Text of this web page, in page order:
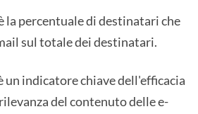
la percentuale di destinatari che
sul totale dei destinatari.
un indicatore chiave dell'efficacia
del contenuto delle e-